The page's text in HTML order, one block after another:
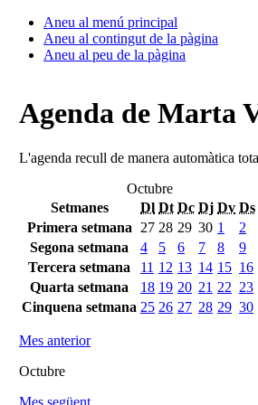
Aneu al menú principal
Aneu al contingut de la pàgina
Aneu al peu de la pàgina
Agenda de Marta
L'agenda recull de manera automàtica
Octubre
Setmanes
Dl Dt Dc Dj Dv Ds
Primera setmana
27 28 29 30 1 2
Segona setmana
4 5 6 7 8 9
Tercera setmana
11 12 13 14 15 16
Quarta setmana
18 19 20 21 22 23
Cinquena setmana 25 26 27 28 29 30
Mes anterior
Octubre
Mes següent